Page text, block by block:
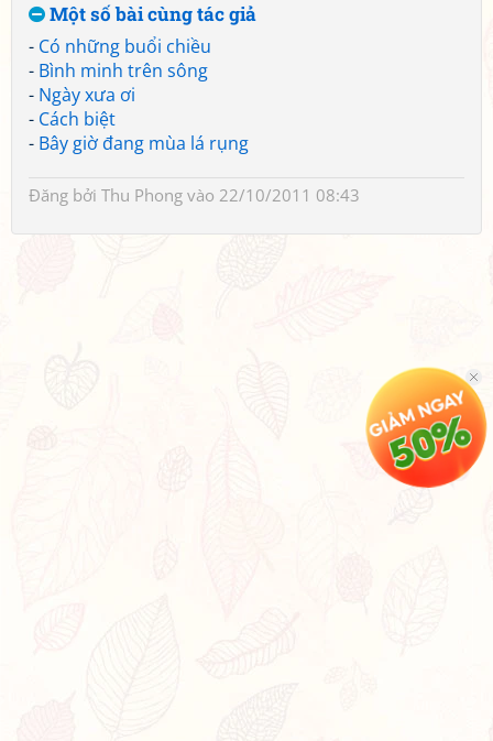
Một số bài cùng tác giả
- Có những buổi chiều
- Bình minh trên sông
- Ngày xưa ơi
- Cách biệt
- Bây giờ đang mùa lá rụng
Đăng bởi Thu Phong vào 22/10/2011 08:43